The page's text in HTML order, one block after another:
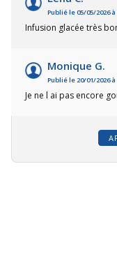
Publié le 05/05/2026 à
Infusion glacée très
Monique G.
Publié le 20/01/2026 à
Je ne l ai pas encore